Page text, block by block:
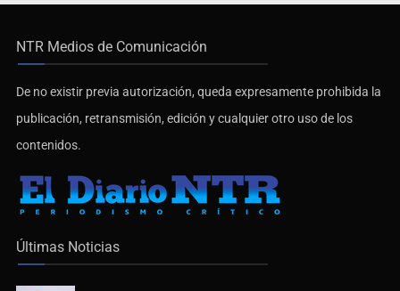
NTR Medios de Comunicación
De no existir previa autorización, queda expresamente prohibida la
publicación, retransmisión, edición y cualquier otro uso de los
contenidos.
Últimas Noticias